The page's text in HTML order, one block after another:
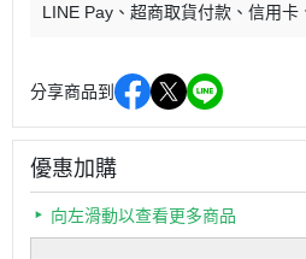
LINE Pay
超商取貨付款 信用卡
分享商品到
優惠加購
向左滑動以查看更多商品